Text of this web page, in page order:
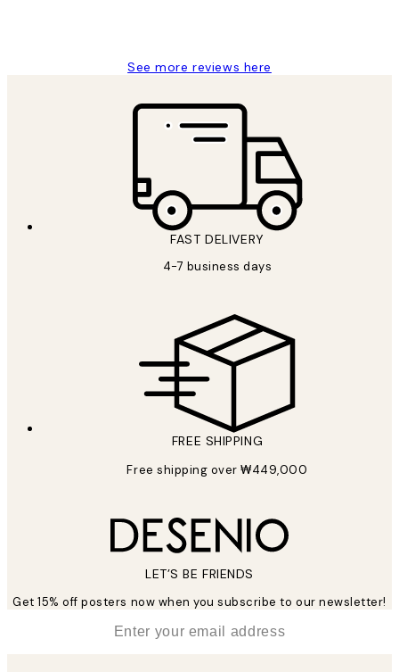
See more reviews here
FAST DELIVERY
4-7 business days
FREE SHIPPING
Free shipping over ₩449,000
LET’S BE FRIENDS
Get 15% off posters now when you subscribe to our newsletter!